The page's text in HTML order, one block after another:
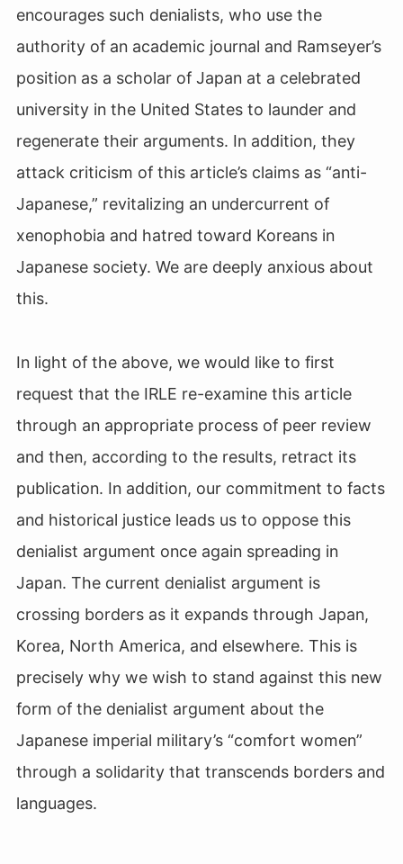
encourages such denialists, who use the
authority of an academic journal and Ramseyer’s
position as a scholar of Japan at a celebrated
university in the United States to launder and
regenerate their arguments. In addition, they
attack criticism of this article’s claims as “anti-
Japanese,” revitalizing an undercurrent of
xenophobia and hatred toward Koreans in
Japanese society. We are deeply anxious about
this.
In light of the above, we would like to first
request that the IRLE re-examine this article
through an appropriate process of peer review
and then, according to the results, retract its
publication. In addition, our commitment to facts
and historical justice leads us to oppose this
denialist argument once again spreading in
Japan. The current denialist argument is
crossing borders as it expands through Japan,
Korea, North America, and elsewhere. This is
precisely why we wish to stand against this new
form of the denialist argument about the
Japanese imperial military’s “comfort women”
through a solidarity that transcends borders and
languages.